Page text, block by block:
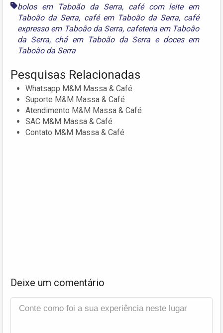
bolos em Taboão da Serra, café com leite em
Taboão da Serra, café em Taboão da Serra, café
expresso em Taboão da Serra, cafeteria em Taboão
da Serra, chá em Taboão da Serra e doces em
Taboão da Serra
Pesquisas Relacionadas
Whatsapp M&M Massa & Café
Suporte M&M Massa & Café
Atendimento M&M Massa & Café
SAC M&M Massa & Café
Contato M&M Massa & Café
Deixe um comentário